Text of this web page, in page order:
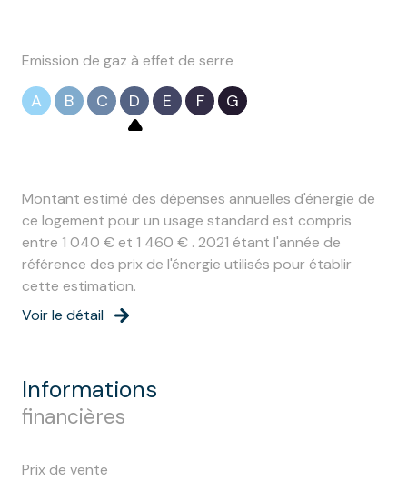
Emission de gaz à effet de serre
A B C D E F G
Montant estimé des dépenses annuelles d'énergie de
ce logement pour un usage standard est compris
entre 1 040 € et 1 460 € . 2021 étant l'année de
référence des prix de l'énergie utilisés pour établir
cette estimation.
Voir le détail
informations
financières
Prix de vente